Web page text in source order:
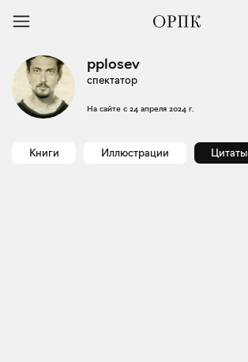
pplosev
спектатор
На сайте с 24 апреля 2024 г.
Книги Иллюстрации Цитаты